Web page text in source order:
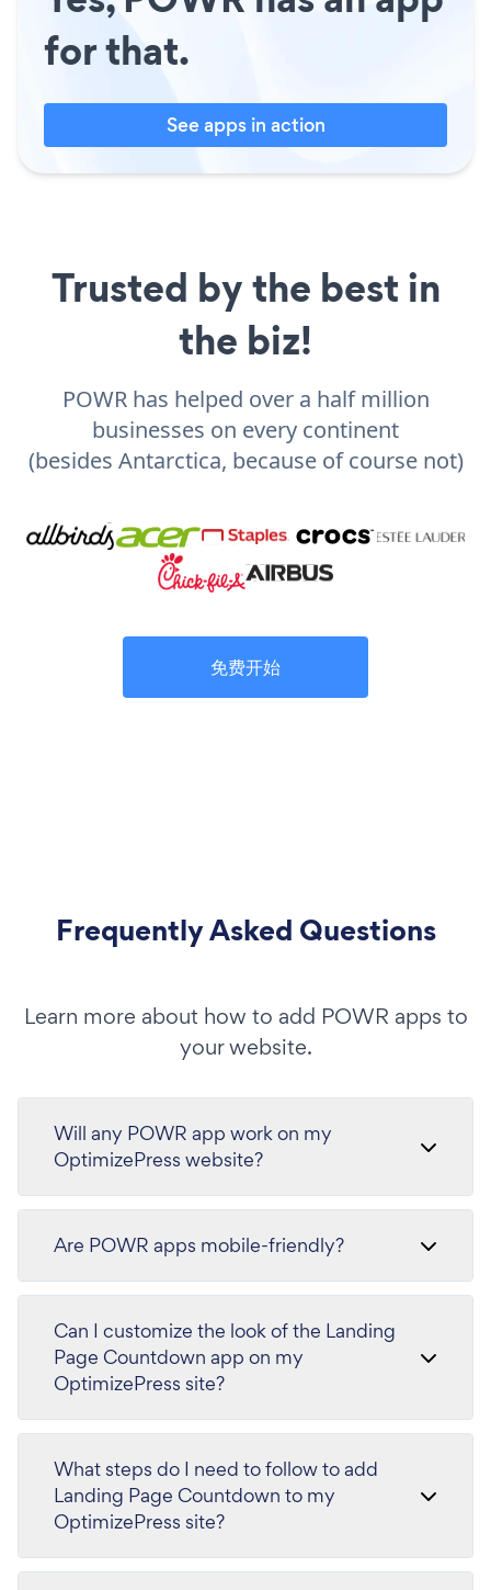
for that.
See apps in action
Trusted by the best in
the biz!
POWR has helped over a half million
businesses on every continent
(besides Antarctica, because of course not)
免费开始
Frequently Asked Questions
Learn more about how to add POWR apps to
your website.
Will any POWR app work on my
OptimizePress website?
Are POWR apps mobile-friendly?
Can I customize the look of the Landing
Page Countdown app on my
OptimizePress site?
What steps do I need to follow to add
Landing Page Countdown to my
OptimizePress site?